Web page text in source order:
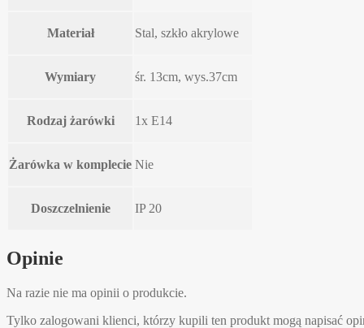
Materiał Stal, szkło akrylowe
Wymiary śr. 13cm, wys.37cm
Rodzaj żarówki 1x E14
Żarówka w komplecie Nie
Doszczelnienie IP 20
Opinie
Na razie nie ma opinii o produkcie.
Tylko zalogowani klienci, którzy kupili ten produkt mogą napisać